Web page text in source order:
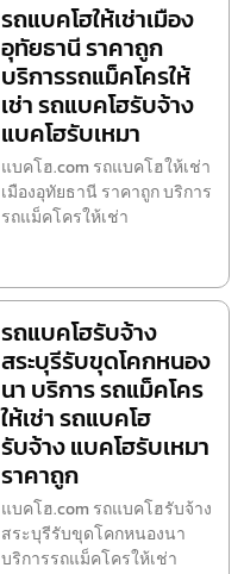
รถแบคโฮให้เช่าเมือง
อุทัยธานี ราคาถูก
บริการรถแม็คโครให้
เช่า รถแบคโฮรับจ้าง
แบคโฮรับเหมา
แบคโฮ.com รถแบคโฮให้เช่า
เมืองอุทัยธานี ราคาถูก บริการ
รถแม็คโครให้เช่า
รถแบคโฮรับจ้าง
สระบุรีรับขุดโคกหนอง
นา บริการ รถแม็คโคร
ให้เช่า รถแบคโฮ
รับจ้าง แบคโฮรับเหมา
ราคาถูก
แบคโฮ.com รถแบคโฮรับจ้าง
สระบุรีรับขุดโคกหนองนา
บริการรถแม็คโครให้เช่า